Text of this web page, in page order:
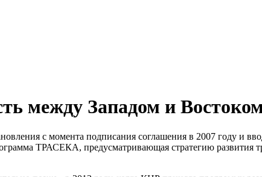
между Западом и
с момента подписания соглашения в 2007 году и
ТРАСЕКА, предусматривающая стратегию развития